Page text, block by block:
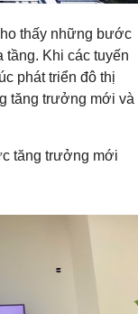
thấy những bước
Khi các tuyến
phát triển đô thị
tăng trưởng mới và
tăng trưởng mới